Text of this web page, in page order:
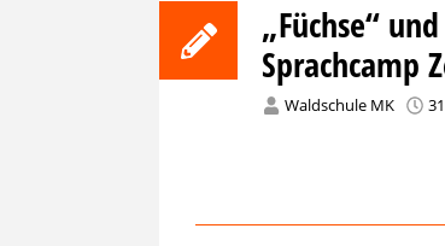
„Füchse“
Sprachcamp
Waldschule MK